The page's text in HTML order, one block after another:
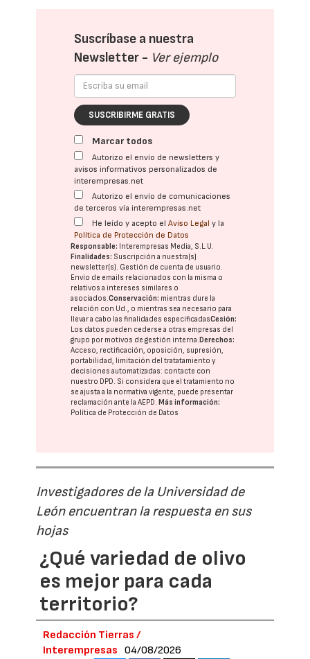
Suscríbase a nuestra
Newsletter - Ver ejemplo
SUSCRIBIRME GRATIS
Marcar todos
Autorizo el envío de newsletters y
avisos informativos personalizados de
interempresas.net
Autorizo el envío de comunicaciones
de terceros vía interempresas.net
He leído y acepto elAviso Legal y la
Política de Protección de Datos
Responsable: Interempresas Media, S.L.U.
Finalidades: Suscripción a nuestra(s)
newsletter(s). Gestión de cuenta de usuario.
Envío de emails relacionados con la misma o
relativos a intereses similares o
asociados.Conservación: mientras dure la
relación con Ud., o mientras sea necesario para
llevar a cabo las finalidades especificadasCesión:
Los datos pueden cederse a otras empresas del
grupo por motivos de gestión interna.Derechos:
Acceso, rectificación, oposición, supresión,
portabilidad, limitación del tratatamiento y
decisiones automatizadas: contacte con
nuestro DPD. Si considera que el tratamiento no
se ajusta a la normativa vigente, puede presentar
reclamación ante laAEPD.Más información:
Política de Protección de Datos
Investigadores de la Universidad de
León encuentran la respuesta en sus
hojas
¿Qué variedad de olivo
es mejor para cada
territorio?
Redacción Tierras /
Interempresas
04/08/2026